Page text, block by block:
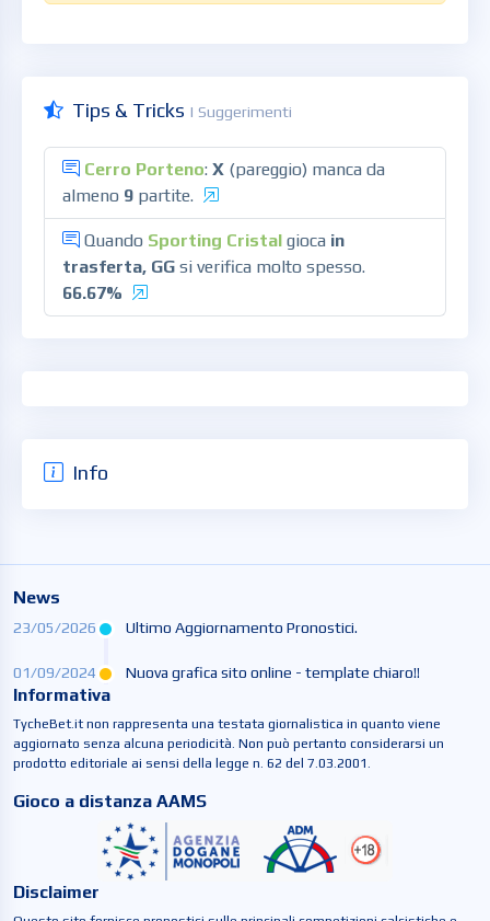
Tips & Tricks | Suggerimenti
Cerro Porteno: X (pareggio) manca da
almeno 9 partite.
Quando Sporting Cristal gioca in
trasferta, GG si verifica molto spesso.
66.67%
Info
News
23/05/2026 Ultimo Aggiornamento Pronostici.
01/09/2024 Nuova grafica sito online - template chiaro!!
Informativa
TycheBet.it non rappresenta una testata giornalistica in quanto viene
aggiornato senza alcuna periodicità. Non può pertanto considerarsi un
prodotto editoriale ai sensi della legge n. 62 del 7.03.2001.
Gioco a distanza AAMS
Disclaimer